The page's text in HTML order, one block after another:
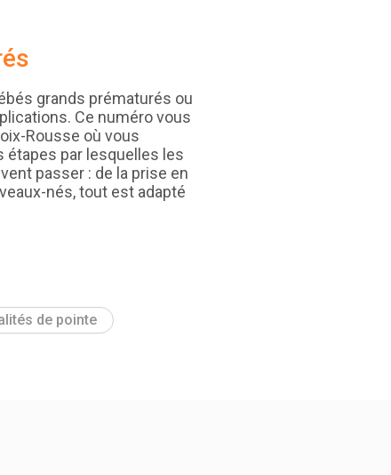
grands prématurés ou
Ce numéro vous
Rousse où vous
par lesquelles les
passer : de la prise en
nés, tout est adapté
de pointe